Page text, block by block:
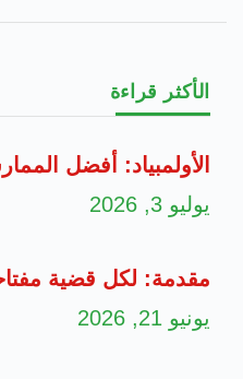
الأكثر قراءة
الأولمبياد: أفضل
يوليو 3, 2026
مقدمة: لكل قضية
يونيو 21, 2026